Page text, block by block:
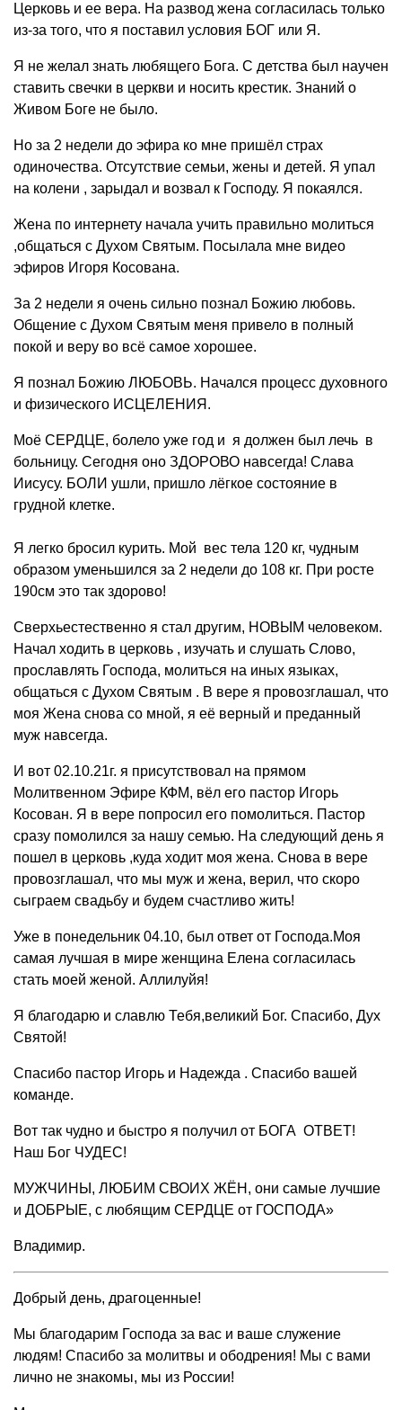
Церковь и ее вера. На развод жена согласилась только
из-за того, что я поставил условия БОГ или Я.
Я не желал знать любящего Бога. С детства был научен
ставить свечки в церкви и носить крестик. Знаний о
Живом Боге не было.
Но за 2 недели до эфира ко мне пришёл страх
одиночества. Отсутствие семьи, жены и детей. Я упал
на колени , зарыдал и возвал к Господу. Я покаялся.
Жена по интернету начала учить правильно молиться
,общаться с Духом Святым. Посылала мне видео
эфиров Игоря Косована.
За 2 недели я очень сильно познал Божию любовь.
Общение с Духом Святым меня привело в полный
покой и веру во всё самое хорошее.
Я познал Божию ЛЮБОВЬ. Начался процесс духовного
и физического ИСЦЕЛЕНИЯ.
Моё СЕРДЦЕ, болело уже год и я должен был лечь в
больницу. Сегодня оно ЗДОРОВО навсегда! Слава
Иисусу. БОЛИ ушли, пришло лёгкое состояние в
грудной клетке.
Я легко бросил курить. Мой вес тела 120 кг, чудным
образом уменьшился за 2 недели до 108 кг. При росте
190см это так здорово!
Сверхьестественно я стал другим, НОВЫМ человеком.
Начал ходить в церковь , изучать и слушать Слово,
прославлять Господа, молиться на иных языках,
общаться с Духом Святым . В вере я провозглашал, что
моя Жена снова со мной, я её верный и преданный
муж навсегда.
И вот 02.10.21г. я присутствовал на прямом
Молитвенном Эфире КФМ, вёл его пастор Игорь
Косован. Я в вере попросил его помолиться. Пастор
сразу помолился за нашу семью. На следующий день я
пошел в церковь ,куда ходит моя жена. Снова в вере
провозглашал, что мы муж и жена, верил, что скоро
сыграем свадьбу и будем счастливо жить!
Уже в понедельник 04.10, был ответ от Господа.Моя
самая лучшая в мире женщина Елена согласилась
стать моей женой. Аллилуйя!
Я благодарю и славлю Тебя,великий Бог. Спасибо, Дух
Святой!
Спасибо пастор Игорь и Надежда . Спасибо вашей
команде.
Вот так чудно и быстро я получил от БОГА ОТВЕТ!
Наш Бог ЧУДЕС!
МУЖЧИНЫ, ЛЮБИМ СВОИХ ЖЁН, они самые лучшие
и ДОБРЫЕ, с любящим СЕРДЦЕ от ГОСПОДА»
Владимир.
Добрый день, драгоценные!
Мы благодарим Господа за вас и ваше служение
людям! Спасибо за молитвы и ободрения! Мы с вами
лично не знакомы, мы из России!